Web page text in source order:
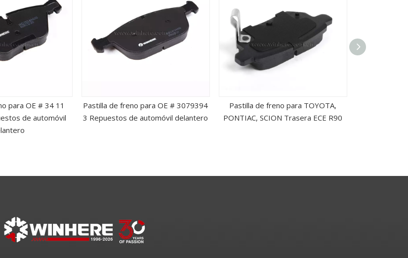
para OE # 34 11
de automóvil
Pastilla de freno para OE # 3079394
3 Repuestos de automóvil delantero
Pastilla de freno para TOYOTA,
PONTIAC, SCION Trasera ECE R90